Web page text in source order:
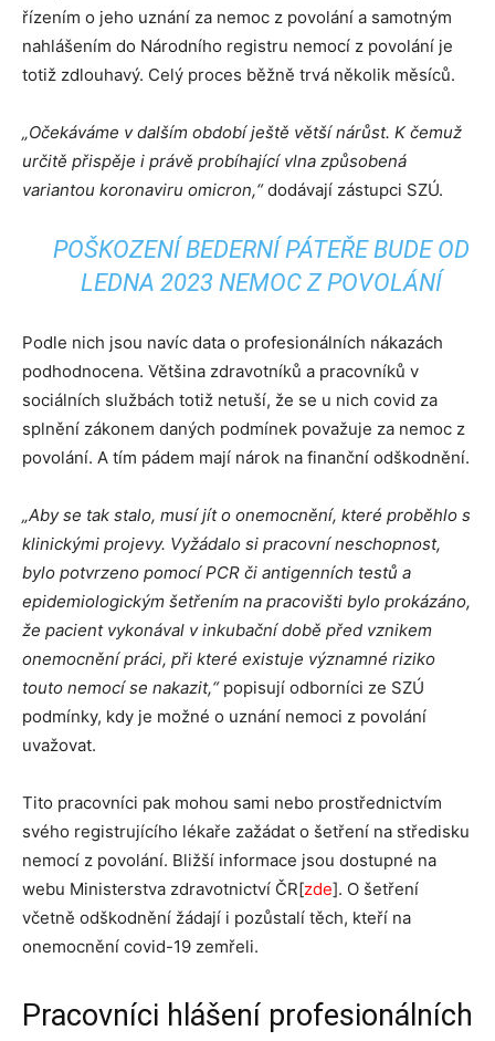
řízením o jeho uznání za nemoc z povolání a samotným
nahlášením do Národního registru nemocí z povolání je
totiž zdlouhavý. Celý proces běžně trvá několik měsíců.
„Očekáváme v dalším období ještě větší nárůst. K čemuž
určitě přispěje i právě probíhající vlna způsobená
variantou koronaviru omicron,“dodávají zástupci SZÚ.
POŠKOZENÍ BEDERNÍ PÁTEŘE BUDE OD
LEDNA 2023 NEMOC Z POVOLÁNÍ
Podle nich jsou navíc data o profesionálních nákazách
podhodnocena. Většina zdravotníků a pracovníků v
sociálních službách totiž netuší, že se u nich covid za
splnění zákonem daných podmínek považuje za nemoc z
povolání. A tím pádem mají nárok na finanční odškodnění.
„Aby se tak stalo, musí jít o onemocnění, které proběhlo s
klinickými projevy. Vyžádalo si pracovní neschopnost,
bylo potvrzeno pomocí PCR či antigenních testů a
epidemiologickým šetřením na pracovišti bylo prokázáno,
že pacient vykonával v inkubační době před vznikem
onemocnění práci, při které existuje významné riziko
touto nemocí se nakazit,“ popisují odborníci ze SZÚ
podmínky, kdy je možné o uznání nemoci z povolání
uvažovat.
Tito pracovníci pak mohou sami nebo prostřednictvím
svého registrujícího lékaře zažádat o šetření na středisku
nemocí z povolání. Bližší informace jsou dostupné na
webu Ministerstva zdravotnictví ČR[zde]. O šetření
včetně odškodnění žádají i pozůstalí těch, kteří na
onemocnění covid-19 zemřeli.
Pracovníci hlášení profesionálních